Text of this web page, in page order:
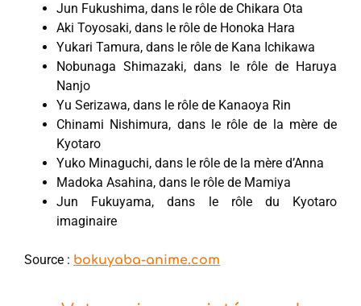
Jun Fukushima, dans le rôle de Chikara Ota
Aki Toyosaki, dans le rôle de Honoka Hara
Yukari Tamura, dans le rôle de Kana Ichikawa
Nobunaga Shimazaki, dans le rôle de Haruya
Nanjo
Yu Serizawa, dans le rôle de Kanaoya Rin
Chinami Nishimura, dans le rôle de la mère de
Kyotaro
Yuko Minaguchi, dans le rôle de la mère d’Anna
Madoka Asahina, dans le rôle de Mamiya
Jun Fukuyama, dans le rôle du Kyotaro
imaginaire
Source : bokuyaba-anime.com